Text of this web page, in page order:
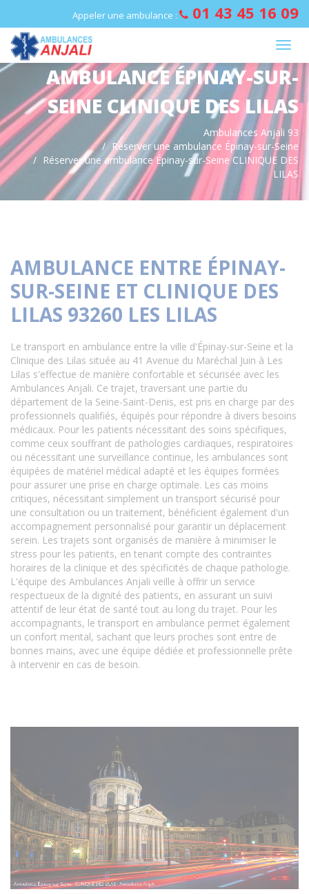
Appeler une ambulance : 01 43 45 16 09
AMBULANCE ÉPINAY-SUR-
SEINE CLINIQUE DES LILAS
Ambulances Anjali 93
Réserver une ambulance Épinay-sur-Seine
Réserver une ambulance Épinay-sur-Seine CLINIQUE DES
LILAS
AMBULANCE ENTRE ÉPINAY-
SUR-SEINE ET CLINIQUE DES
LILAS 93260 LES LILAS
Le transport en ambulance entre la ville d'Épinay-sur-Seine et la
Clinique des Lilas située au 41 Avenue du Maréchal Juin à Les
Lilas s'effectue de manière confortable et sécurisée avec les
Ambulances Anjali. Ce trajet, traversant une partie du
département de la Seine-Saint-Denis, est pris en charge par des
professionnels qualifiés, équipés pour répondre à divers besoins
médicaux. Pour les patients nécessitant des soins spécifiques,
comme ceux souffrant de pathologies cardiaques, respiratoires
ou nécessitant une surveillance continue, les ambulances sont
équipées de matériel médical adapté et les équipes formées
pour assurer une prise en charge optimale. Les cas moins
critiques, nécessitant simplement un transport sécurisé pour
une consultation ou un traitement, bénéficient également d'un
accompagnement personnalisé pour garantir un déplacement
serein. Les trajets sont organisés de manière à minimiser le
stress pour les patients, en tenant compte des contraintes
horaires de la clinique et des spécificités de chaque pathologie.
L'équipe des Ambulances Anjali veille à offrir un service
respectueux de la dignité des patients, en assurant un suivi
attentif de leur état de santé tout au long du trajet. Pour les
accompagnants, le transport en ambulance permet également
un confort mental, sachant que leurs proches sont entre de
bonnes mains, avec une équipe dédiée et professionnelle prête
à intervenir en cas de besoin.